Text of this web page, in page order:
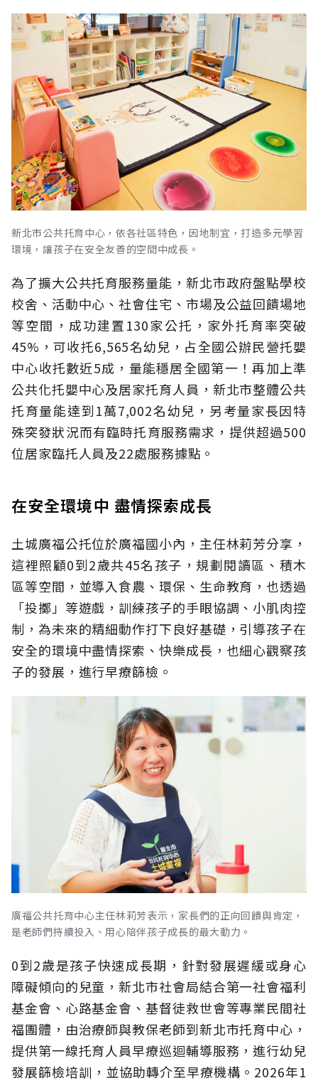
新北市公共托育中心，依各社區特色，因地制宜，打造多元學習
環境，讓孩子在安全友善的空間中成長。
為了擴大公共托育服務量能，新北市政府盤點學校
校舍、活動中心、社會住宅、市場及公益回饋場地
等空間，成功建置130家公托，家外托育率突破
45%，可收托6,565名幼兒，占全國公辦民營托嬰
中心收托數近5成，量能穩居全國第一！再加上準
公共化托嬰中心及居家托育人員，新北市整體公共
托育量能達到1萬7,002名幼兒，另考量家長因特
殊突發狀況而有臨時托育服務需求，提供超過500
位居家臨托人員及22處服務據點。
在安全環境中 盡情探索成長
土城廣福公托位於廣福國小內，主任林莉芳分享，
這裡照顧0到2歲共45名孩子，規劃閱讀區、積木
區等空間，並導入食農、環保、生命教育，也透過
「投擲」等遊戲，訓練孩子的手眼協調、小肌肉控
制，為未來的精細動作打下良好基礎，引導孩子在
安全的環境中盡情探索、快樂成長，也細心觀察孩
子的發展，進行早療篩檢。
廣福公共托育中心主任林莉芳表示，家長們的正向回饋與肯定，
是老師們持續投入、用心陪伴孩子成長的最大動力。
0到2歲是孩子快速成長期，針對發展遲緩或身心
障礙傾向的兒童，新北市社會局結合第一社會福利
基金會、心路基金會、基督徒救世會等專業民間社
福團體，由治療師與教保老師到新北市托育中心，
提供第一線托育人員早療巡迴輔導服務，進行幼兒
發展篩檢培訓，並協助轉介至早療機構。2026年1